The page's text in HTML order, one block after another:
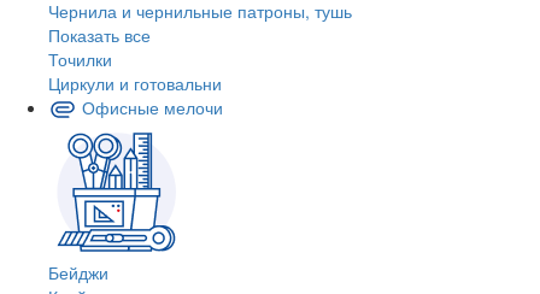
Чернила и чернильные патроны, тушь
Показать все
Точилки
Циркули и готовальни
Офисные мелочи
Бейджи